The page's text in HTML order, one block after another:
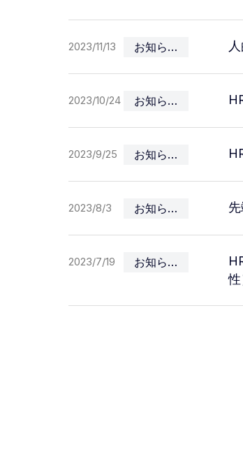
2023/11/13 お知らせ
2023/10/24 お知らせ
2023/9/25 お知らせ
2023/8/3 お知らせ
2023/7/19 お知らせ
性